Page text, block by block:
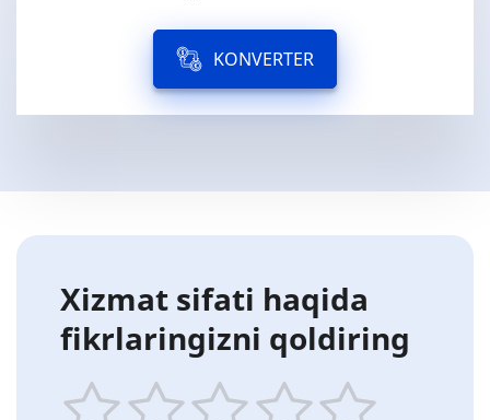
KONVERTER
Xizmat sifati haqida
fikrlaringizni qoldiring